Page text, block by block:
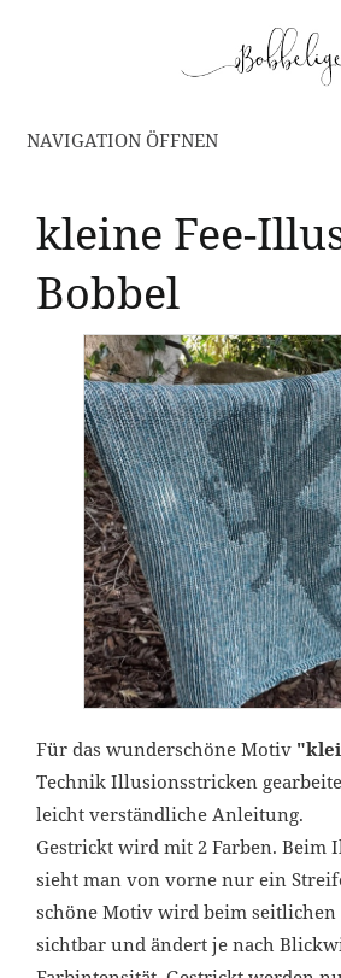
NAVIGATION ÖFFNEN
kleine Fee-
Bobbel
Für das wunderschöne Motiv
Technik Illusionsstricken
leicht verständliche Anleitung.
Gestrickt wird mit 2 Farben. Beim
sieht man von vorne nur ein
schöne Motiv wird beim seitlichen
sichtbar und ändert je nach